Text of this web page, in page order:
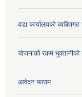
वडा कार्यालयको
योजनाको रकम भुक्तानीको
आवेदन फाराम